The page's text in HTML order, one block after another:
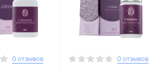
0 отзывов 0 отзывов